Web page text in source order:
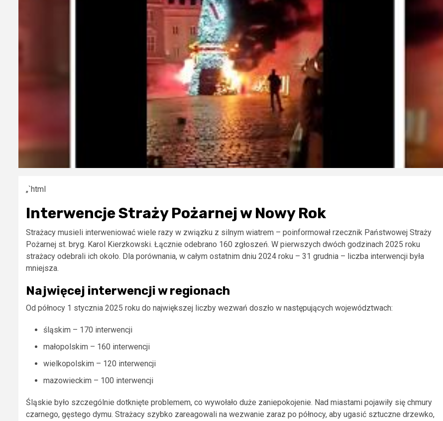
„`html
Interwencje Straży Pożarnej w Nowy Rok
Strażacy musieli interweniować wiele razy w związku z silnym wiatrem – poinformował rzecznik Państwowej Straży
Pożarnej st. bryg. Karol Kierzkowski. Łącznie odebrano 160 zgłoszeń. W pierwszych dwóch godzinach 2025 roku
strażacy odebrali ich około. Dla porównania, w całym ostatnim dniu 2024 roku – 31 grudnia – liczba interwencji była
mniejsza.
Najwięcej interwencji w regionach
Od północy 1 stycznia 2025 roku do największej liczby wezwań doszło w następujących województwach:
śląskim – 170 interwencji
małopolskim – 160 interwencji
wielkopolskim – 120 interwencji
mazowieckim – 100 interwencji
Śląskie było szczególnie dotknięte problemem, co wywołało duże zaniepokojenie. Nad miastami pojawiły się chmury
czarnego, gęstego dymu. Strażacy szybko zareagowali na wezwanie zaraz po północy, aby ugasić sztuczne drzewko,